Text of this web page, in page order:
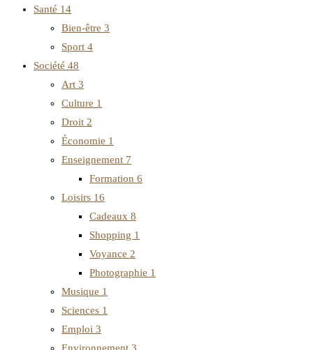
Santé 14
Bien-être 3
Sport 4
Société 48
Art 3
Culture 1
Droit 2
Économie 1
Enseignement 7
Formation 6
Loisirs 16
Cadeaux 8
Shopping 1
Voyance 2
Photographie 1
Musique 1
Sciences 1
Emploi 3